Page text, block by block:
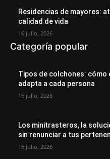
Residencias de mayores:
calidad de vida
16 julio, 2026
Categoría popular
Tipos de colchones: cómo
adapta a cada persona
16 julio, 2026
Los minitrasteros, la
sin renunciar a tus
16 julio, 2026